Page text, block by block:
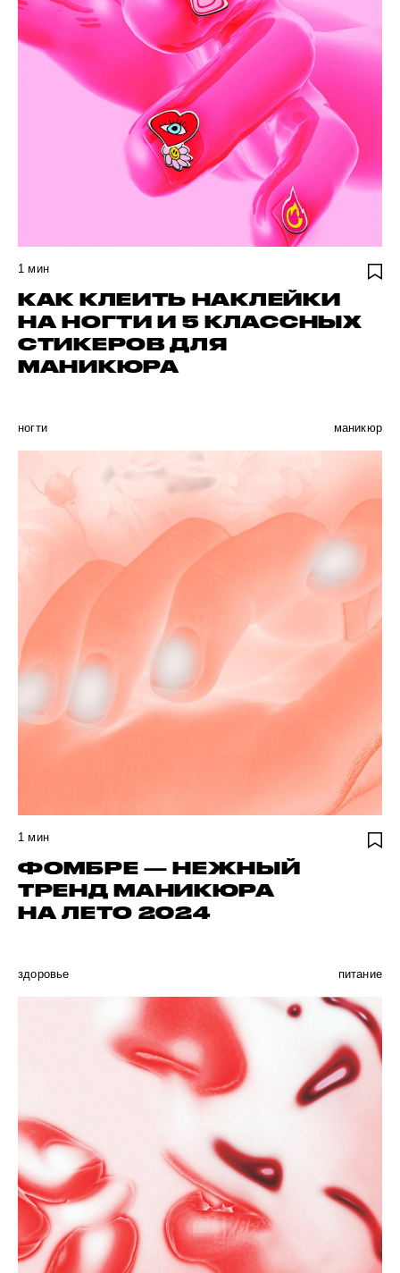
1 мин
КАК КЛЕИТЬ НАКЛЕЙКИ
НА НОГТИ И 5 КЛАССНЫХ
СТИКЕРОВ ДЛЯ
МАНИКЮРА
ногти маникюр
1 мин
ФОМБРЕ — НЕЖНЫЙ
ТРЕНД МАНИКЮРА
НА ЛЕТО 2024
здоровье питание